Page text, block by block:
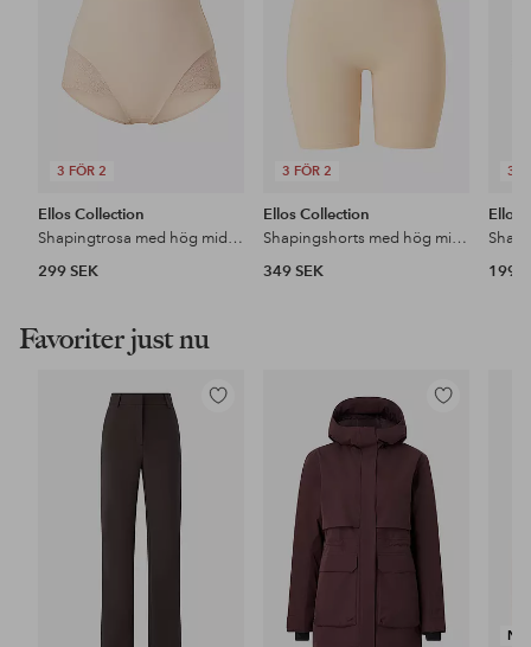
3 FÖR 2
Ellos Collection
Shapingtrosa med hög midja – medium support
299 SEK
3 FÖR 2
Ellos Collection
Shapingshorts med hög midja - medium support
349 SEK
3
Ellos
199
Favoriter just nu
Lägg
Lägg
favoriter